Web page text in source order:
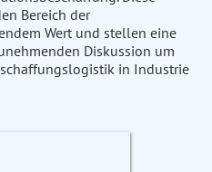
Bereich der
Wert und stellen eine
Diskussion um
in Industrie